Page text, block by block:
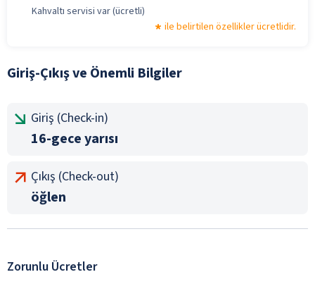
Kahvaltı servisi var (ücretli)
ile belirtilen özellikler ücretlidir.
Giriş-Çıkış ve Önemli Bilgiler
Giriş (Check-in)
16-gece yarısı
Çıkış (Check-out)
öğlen
Zorunlu Ücretler